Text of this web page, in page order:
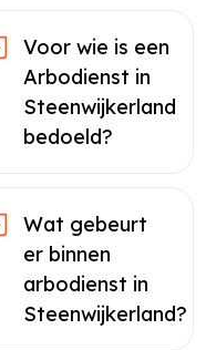
Voor wie is een
Arbodienst in
Steenwijkerland
bedoeld?
Wat gebeurt
er binnen
arbodienst in
Steenwijkerland?